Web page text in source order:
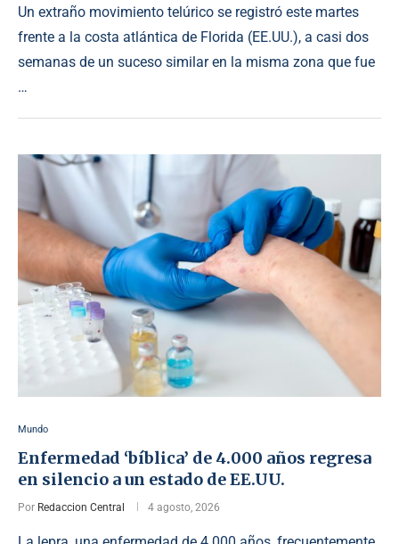
Un extraño movimiento telúrico se registró este martes
frente a la costa atlántica de Florida (EE.UU.), a casi dos
semanas de un suceso similar en la misma zona que fue
…
Mundo
Enfermedad ‘bíblica’ de 4.000 años regresa
en silencio a un estado de EE.UU.
Por Redaccion Central 4 agosto, 2026